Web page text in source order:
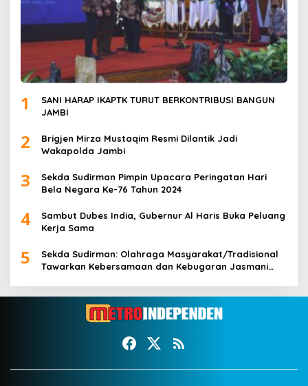
1
SANI HARAP IKAPTK TURUT BERKONTRIBUSI BANGUN
JAMBI
2
Brigjen Mirza Mustaqim Resmi Dilantik Jadi
Wakapolda Jambi
3
Sekda Sudirman Pimpin Upacara Peringatan Hari
Bela Negara Ke-76 Tahun 2024
4
Sambut Dubes India, Gubernur Al Haris Buka Peluang
Kerja Sama
5
Sekda Sudirman: Olahraga Masyarakat/Tradisional
Tawarkan Kebersamaan dan Kebugaran Jasmani